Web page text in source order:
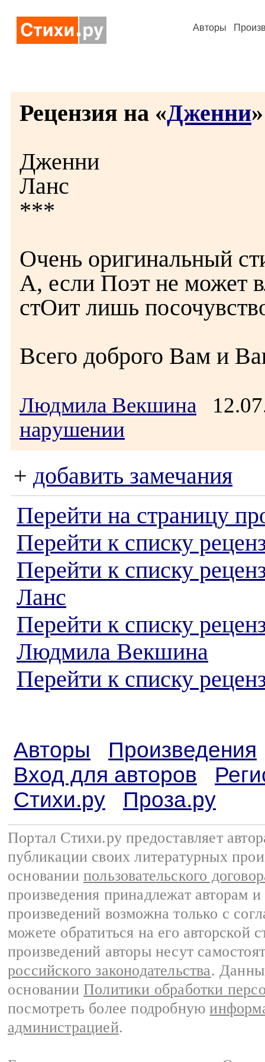
Авторы
Рецензия на «Дженни
Дженни
Ланс
***
Очень оригинальный
А, если Поэт не может
стОит лишь
Всего доброго Вам и
Людмила Векшина
нарушении
+ добавить замечания
Перейти на страницу
Перейти к списку
Перейти к списку
Ланс
Перейти к списку
Людмила Векшина
Перейти к списку
Авторы
Произведения
Вход для авторов
Стихи.ру
Проза.ру
Портал Стихи.ру предоставляет
публикации своих литературных
основании пользовательского
произведения принадлежат авторам
произведений возможна только с
можете обратиться на его авторской
произведений авторы несут
российского законодательства.
основании Политики обработки
посмотреть более подробную
администрацией.